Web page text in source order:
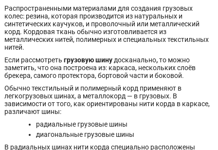
Распространенными материалами для создания грузовых
колес: резина, которая производится из натуральных и
синтетических каучуков, и проволочный или металлический
корд. Кордовая ткань обычно изготовливается из
металлических нитей, полимерных и специальных текстильных
нитей.
Если рассмотреть грузовую шину досканально,то можно
заметить, что она построена из: каркаса, нескольких слоёв
брекера, самого протектора, бортовой части и боковой.
Обычно текстильный и полимерный корд применяют в
легкогрузовых шинах, а металлокорд — в грузовых. В
зависимости от того, как ориентированы нити корда в каркасе,
различают шины:
радиальные грузовые шины
диагональные грузовые шины
В радиальных шинах нити корда специально расположены